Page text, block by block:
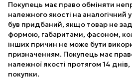
Покупець має право обміняти
належного якості на аналогічний
був придбаний, якщо товар не
формою, габаритами, фасоном,
інших причин не може бути
призначенням. Покупець має
належної якості протягом 14
покупки.